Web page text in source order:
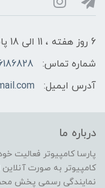
6 روز هفته ، 11 الی 18 پاسخگوی شما هستیم
شماره تماس:
آدرس ایمیل:
درباره ما
نمایندگی رسمی پخش